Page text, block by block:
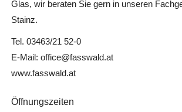
Glas, wir beraten Sie gern in unseren
Stainz.
Tel. 03463/21 52-0
E-Mail: office@fasswald.at
www.fasswald.at
Öffnungszeiten